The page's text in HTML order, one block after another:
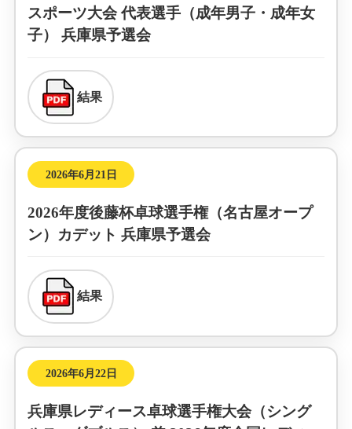
スポーツ大会 代表選手（成年男子・成年女
子） 兵庫県予選会
結果
2026年6月21日
2026年度後藤杯卓球選手権（名古屋オープ
ン）カデット 兵庫県予選会
結果
2026年6月22日
兵庫県レディース卓球選手権大会（シング